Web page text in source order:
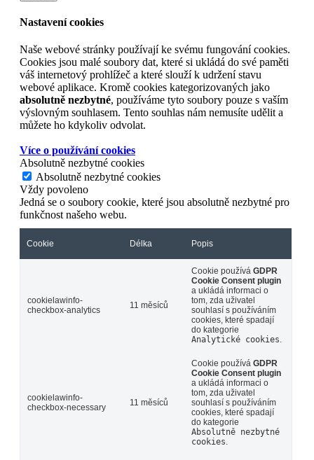
Nastavení cookies
Naše webové stránky používají ke svému fungování cookies.
Cookies jsou malé soubory dat, které si ukládá do své paměti
váš internetový prohlížeč a které slouží k udržení stavu
webové aplikace. Kromě cookies kategorizovaných jako
absolutně nezbytné, používáme tyto soubory pouze s vaším
výslovným souhlasem. Tento souhlas nám nemusíte udělit a
můžete ho kdykoliv odvolat.
Více o používání cookies
Absolutně nezbytné cookies
Absolutně nezbytné cookies
Vždy povoleno
Jedná se o soubory cookie, které jsou absolutně nezbytné pro
funkčnost našeho webu.
Cookie Délka Popis
cookielawinfo-
checkbox-analytics
11 měsíců
Cookie používá GDPR
Cookie Consent plugin
a ukládá informaci o
tom, zda uživatel
souhlasí s používáním
cookies, které spadají
do kategorie
Analytické cookies.
cookielawinfo-
checkbox-necessary
11 měsíců
Cookie používá GDPR
Cookie Consent plugin
a ukládá informaci o
tom, zda uživatel
souhlasí s používáním
cookies, které spadají
do kategorie
Absolutně nezbytné
cookies.